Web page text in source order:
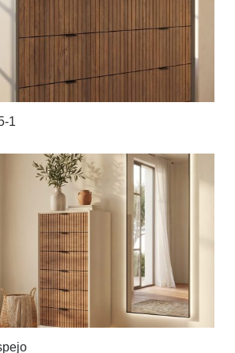
1